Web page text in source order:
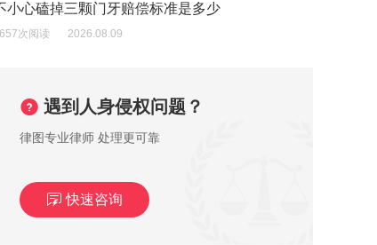
小心磕掉三颗门牙赔偿标准是多少
次阅读 2026.08.09
遇到人身侵权问题？
律图专业律师 处理更可靠
快速咨询